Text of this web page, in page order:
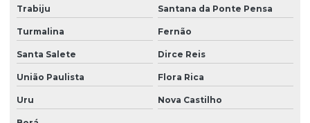
Trabiju Santana da Ponte Pensa
Turmalina Fernão
Santa Salete Dirce Reis
União Paulista Flora Rica
Uru Nova Castilho